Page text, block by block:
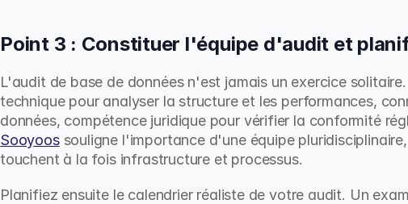
Point 3 : Constituer l'équipe d'audit et
L'audit de base de données n'est jamais un exercice
technique pour analyser la structure et les performances,
données, compétence juridique pour vérifier la conformité
Sooyoos souligne l'importance d'une équipe
touchent à la fois infrastructure et processus.
Planifiez ensuite le calendrier réaliste de votre audit. Un